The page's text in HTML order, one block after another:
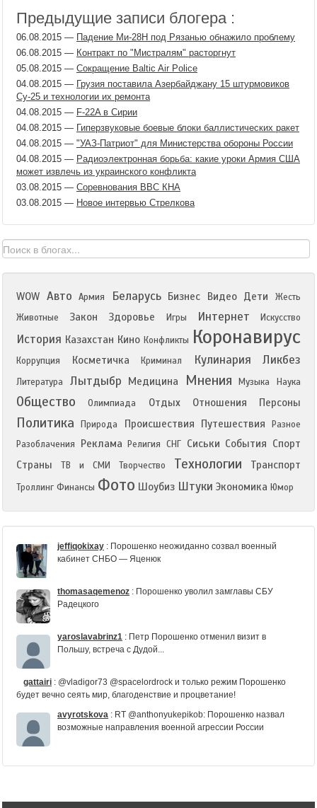
Предыдущие записи блогера :
06.08.2015 — Падение Ми-28Н под Рязанью обнажило проблему
06.08.2015 — Контракт по "Мистралям" расторгнут
05.08.2015 — Сокращение Baltic Air Police
04.08.2015 — Грузия поставила Азербайджану 15 штурмовиков
Су-25 и технологии их ремонта
04.08.2015 — F-22A в Сирии
04.08.2015 — Гиперзвуковые боевые блоки баллистических ракет
04.08.2015 — "УАЗ-Патриот" для Министерства обороны России
04.08.2015 — Радиоэлектронная борьба: какие уроки Армия США
может извлечь из украинского конфликта
03.08.2015 — Соревнования ВВС КНА
03.08.2015 — Новое интервью Стрелкова
WOW Авто Армия Беларусь Бизнес Видео Дети
Жесть
Животные
Закон Здоровье Игры Интернет Искусство
История Казахстан Кино Конфликты Коронавирус
Коррупция Косметичка Криминал Кулинария Ликбез
Литература Лытдыбр Медицина Мнения Музыка Наука
Общество Олимпиада Отдых Отношения Персоны
Политика Природа Происшествия Путешествия
Разное
Разоблачения
Реклама Религия СНГ Сиськи События Спорт
Страны
ТВ и СМИ Творчество Технологии Транспорт
Троллинг Финансы Фото Шоубиз Штуки Экономика Юмор
jeffiqokixay : Порошенко неожиданно созвал военный
кабинет СНБО — Яценюк
thomasaqemenoz : Порошенко уволил замглавы СБУ
Радецкого
yaroslavabrinz1 : Петр Порошенко отменил визит в
Польшу, встреча с Дудой...
gattairi : @vladigor73 @spacelordrock и только режим Порошенко
будет вечно сеять мир, благоденствие и процветание!
avyrotskova : RT @anthonyukepikob: Порошенко назвал
возможные направления военной агрессии России